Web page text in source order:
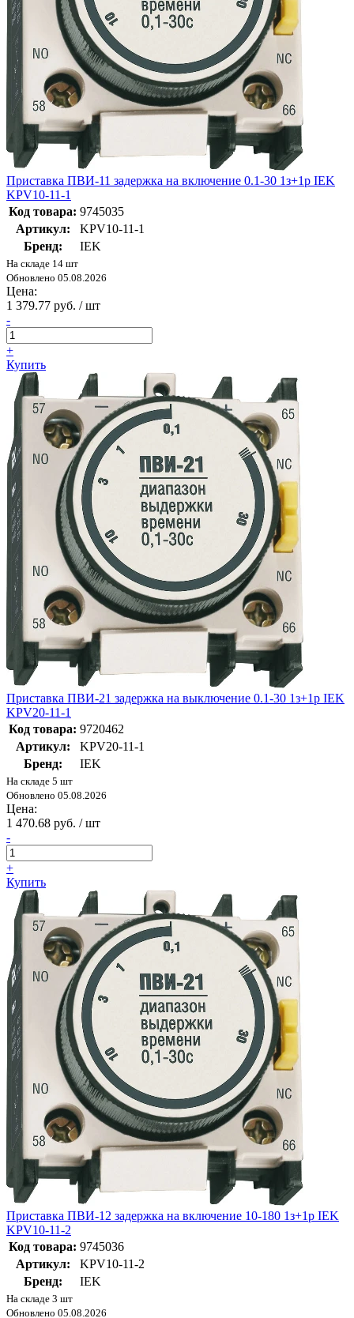
Приставка ПВИ-11 задержка на включение 0.1-30 1з+1р IEK
KPV10-11-1
Код товара: 9745035
Артикул:
KPV10-11-1
Бренд:
IEK
На складе 14 шт
Обновлено 05.08.2026
Цена:
1 379.77 руб. / шт
-
+
Купить
Приставка ПВИ-21 задержка на выключение 0.1-30 1з+1р IEK
KPV20-11-1
Код товара: 9720462
Артикул:
KPV20-11-1
Бренд:
IEK
На складе 5 шт
Обновлено 05.08.2026
Цена:
1 470.68 руб. / шт
-
+
Купить
Приставка ПВИ-12 задержка на включение 10-180 1з+1р IEK
KPV10-11-2
Код товара: 9745036
Артикул:
KPV10-11-2
Бренд:
IEK
На складе 3 шт
Обновлено 05.08.2026